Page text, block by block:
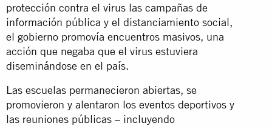
protección contra el virus las campañas de
información pública y el distanciamiento social,
el gobierno promovía encuentros masivos, una
acción que negaba que el virus estuviera
diseminándose en el país.
Las escuelas permanecieron abiertas, se
promovieron y alentaron los eventos deportivos y
las reuniones públicas – incluyendo